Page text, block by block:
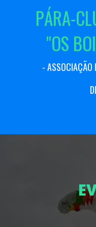
PÁRA-CL
"OS BOI
- ASSOCIAÇÃO
D
E